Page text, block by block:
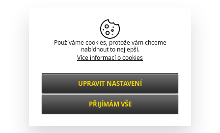
Používáme cookies, protože vám chceme
nabídnout to nejlepší.
Více informací o cookies
Nezbytné
VŽDY AKTIVNÍ
Funkční a
UPRAVIT NASTAVENÍ
PŘIJÍMÁM VŠE